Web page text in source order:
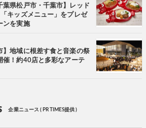
葉県松戸市・千葉市】レッド
キッズメニュー」をプレゼ
ンを実施
】地域に根差す食と音楽の祭
催！約40店と多彩なアーテ
企業ニュース ( PR TIMES提供 )